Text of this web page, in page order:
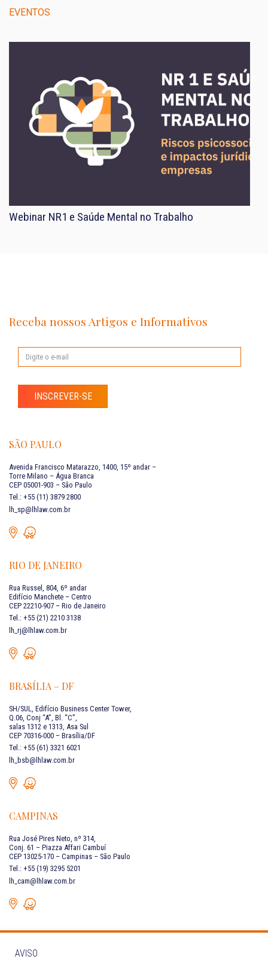
EVENTOS
Webinar NR1 e Saúde Mental no Trabalho
Receba nossos Artigos e Informativos
INSCREVER-SE
SÃO PAULO
Avenida Francisco Matarazzo, 1400, 15º andar –
Torre Milano – Água Branca
CEP 05001-903 – São Paulo
Tel.: +55 (11) 3879 2800
lh_sp@lhlaw.com.br
RIO DE JANEIRO
Rua Russel, 804, 6º andar
Edifício Manchete – Centro
CEP 22210-907 – Rio de Janeiro
Tel.: +55 (21) 2210 3138
lh_rj@lhlaw.com.br
BRASÍLIA – DF
SH/SUL, Edifício Business Center Tower,
Q.06, Conj “A”, Bl. “C”,
salas 1312 e 1313, Asa Sul
CEP 70316-000 – Brasília/DF
Tel.: +55 (61) 3321 6021
lh_bsb@lhlaw.com.br
CAMPINAS
Rua José Pires Neto, nº 314,
Conj. 61 – Piazza Affari Cambuí
CEP 13025-170 – Campinas – São Paulo
Tel.: +55 (19) 3295 5201
lh_cam@lhlaw.com.br
AVISO